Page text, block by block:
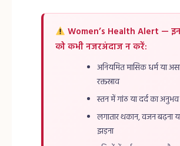
Women’s Health Alert —
को कभी नजरअंदाज न करें:
अनियमित मासिक धर्म या
रक्तस्राव
स्तन में गांठ या दर्द का अनुभव
लगातार थकान, वजन बढ़ना
झड़ना